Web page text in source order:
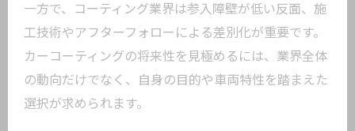
一方で、コーティング業界は参入障壁が低い反面、施
工技術やアフターフォローによる差別化が重要です。
カーコーティングの将来性を見極めるには、業界全体
の動向だけでなく、自身の目的や車両特性を踏まえた
選択が求められます。